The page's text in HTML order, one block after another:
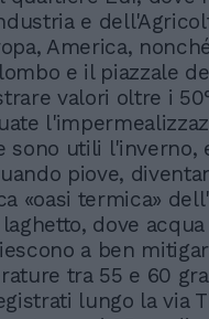
e
America,
e il piazzale
valori oltre i
sono utili l'inverno,
piove,
«oasi termica»
dove
a ben
tra 55 e 60
lungo la via